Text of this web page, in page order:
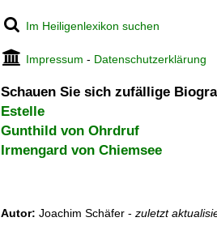
Im Heiligenlexikon suchen
Impressum - Datenschutzerklärung
Schauen Sie sich zufällige
Estelle
Gunthild von Ohrdruf
Irmengard von Chiemsee
Autor: Joachim Schäfer - zuletzt